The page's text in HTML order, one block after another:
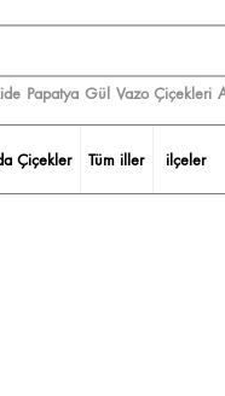
Papatya Gül Vazo Çiçekleri
Çiçekler Tüm iller ilçeler